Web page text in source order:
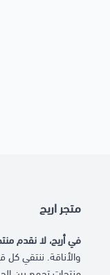
متجر اريج
في أريج، لا نقدم
والأناقة. ننتقي كل